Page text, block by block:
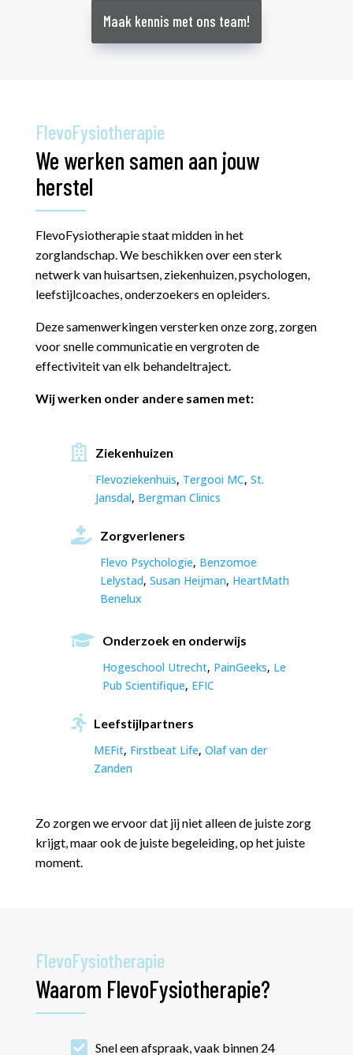
Maak kennis met ons team!
FlevoFysiotherapie
We werken samen aan jouw
herstel
FlevoFysiotherapie staat midden in het
zorglandschap. We beschikken over een sterk
netwerk van huisartsen, ziekenhuizen, psychologen,
leefstijlcoaches, onderzoekers en opleiders.
Deze samenwerkingen versterken onze zorg, zorgen
voor snelle communicatie en vergroten de
effectiviteit van elk behandeltraject.
Wij werken onder andere samen met:

Ziekenhuizen
Flevoziekenhuis, Tergooi MC,St.
Jansdal, Bergman Clinics
 Zorgverleners
Flevo Psychologie, Benzomoe
Lelystad,Susan Heijman, HeartMath
Benelux
 Onderzoek en onderwijs
Hogeschool Utrecht, PainGeeks, Le
Pub Scientifique, EFIC
 Leefstijlpartners
MEFit, Firstbeat Life,Olaf van der
Zanden
Zo zorgen we ervoor dat jij niet alleen de juiste zorg
krijgt, maar ook de juiste begeleiding, op het juiste
moment.
FlevoFysiotherapie
Waarom FlevoFysiotherapie?
 Snel een afspraak, vaak binnen 24